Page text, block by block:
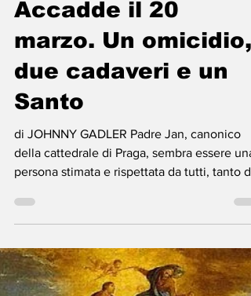
il Cinque
marzo. Un omicidio,
due cadaveri e un
di JOHNNY GADLER Padre Jan, canonico
della cattedrale di Praga, sembra essere una
persona stimata e rispettata da tutti, tanto da